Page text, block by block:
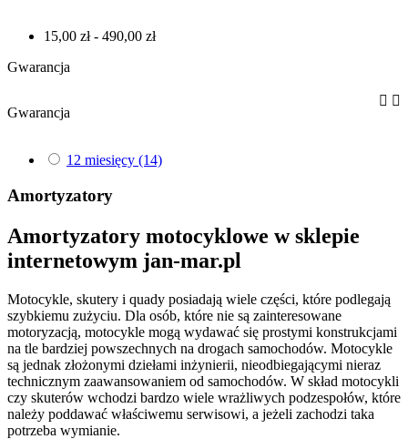
15,00 zł - 490,00 zł
Gwarancja
Gwarancja
 
12 miesięcy (14)
Amortyzatory
Amortyzatory motocyklowe w sklepie
internetowym jan-mar.pl
Motocykle, skutery i quady posiadają wiele części, które podlegają
szybkiemu zużyciu. Dla osób, które nie są zainteresowane
motoryzacją, motocykle mogą wydawać się prostymi konstrukcjami
na tle bardziej powszechnych na drogach samochodów. Motocykle
są jednak złożonymi dziełami inżynierii, nieodbiegającymi nieraz
technicznym zaawansowaniem od samochodów. W skład motocykli
czy skuterów wchodzi bardzo wiele wrażliwych podzespołów, które
należy poddawać właściwemu serwisowi, a jeżeli zachodzi taka
potrzeba wymianie.